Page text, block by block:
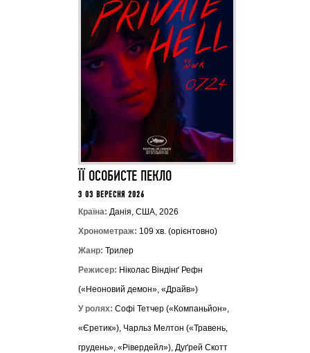
ЇЇ ОСОБИСТЕ ПЕКЛО
З 03 ВЕРЕСНЯ 2026
Країна: Данія, США, 2026
Хронометраж: 109 хв. (орієнтовно)
Жанр: Трилер
Режисер: Ніколас Віндінґ Рефн
(«Неоновий демон», «Драйв»)
У ролях: Софі Тетчер («Компаньйон»,
«Єретик»), Чарльз Мелтон («Травень,
грудень», «Рівердейл»), Дуґрей Скотт